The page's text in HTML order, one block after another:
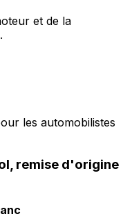
et de la
les automobilistes
remise d'origine